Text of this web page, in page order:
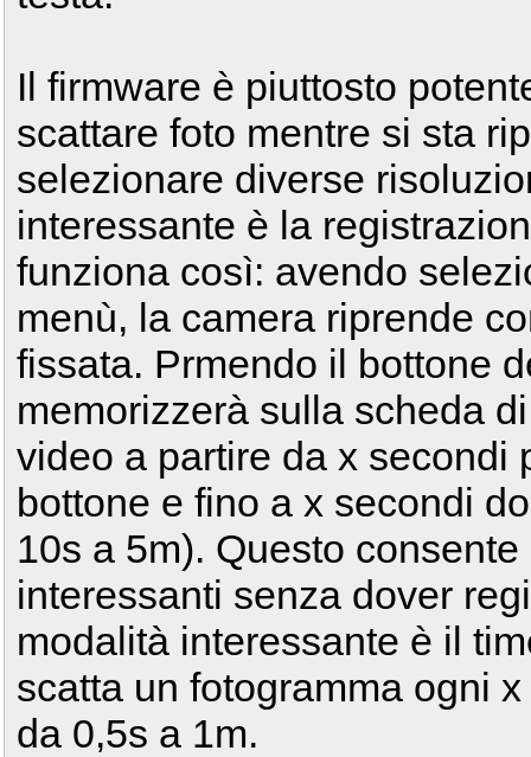
Il firmware è piuttosto
scattare foto mentre si sta
selezionare diverse
interessante è la
funziona così: avendo
menù, la camera riprende
fissata. Prmendo il bottone
memorizzerà sulla scheda
video a partire da x secondi
bottone e fino a x secondi
10s a 5m). Questo
interessanti senza dover
modalità interessante è il
scatta un fotogramma ogni
da 0,5s a 1m.